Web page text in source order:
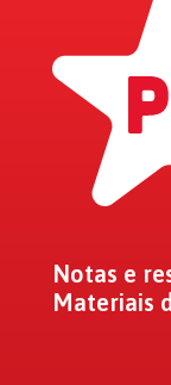
Notas e
Materiais